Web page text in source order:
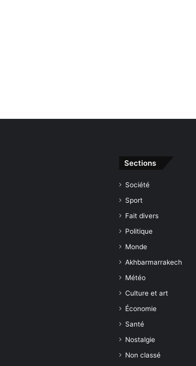
Sections
Société
Sport
Fait divers
Politique
Monde
Akhbarmarrakech
Météo
Culture et art
Économie
Santé
Nostalgie
Non classé